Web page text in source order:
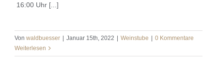
16:00 Uhr [...]
Von waldbuesser | Januar 15th, 2022 | Weinstube | 0 Kommentare
Weiterlesen